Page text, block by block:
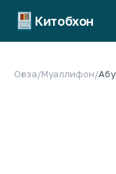
Китобхон
Оғоза/Муаллифон/